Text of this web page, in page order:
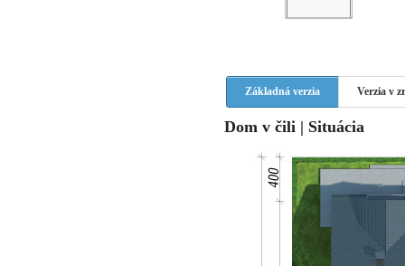
Základná verzia Verzia v
Dom v čili | Situácia